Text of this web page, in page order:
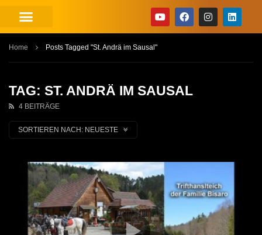
Home Posts Tagged "St. Andrä im Sausal"
TAG: ST. ANDRÄ IM SAUSAL
4 BEITRÄGE
SORTIEREN NACH: NEUESTE